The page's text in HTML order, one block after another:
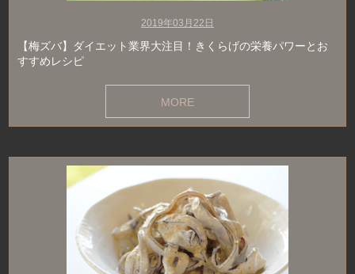
2019年03月22日
【梅ズバ】ダイエット業界大注目！きくらげの栄養パワーとお
すすめレシピ
MORE